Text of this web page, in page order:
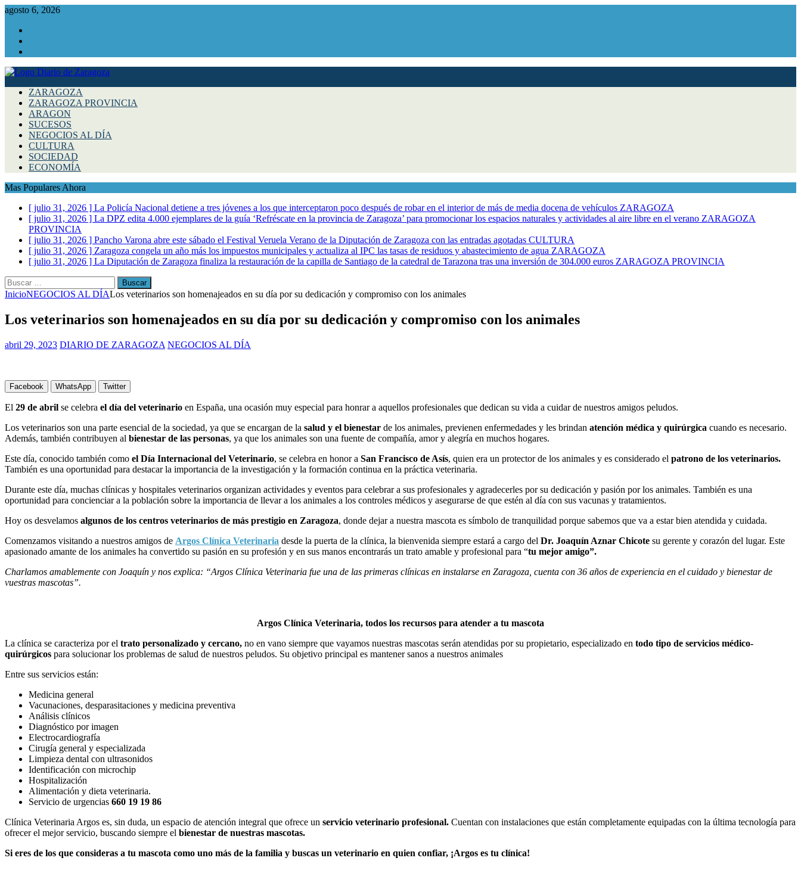
agosto 6, 2026
ZARAGOZA
ZARAGOZA PROVINCIA
ARAGON
SUCESOS
NEGOCIOS AL DÍA
CULTURA
SOCIEDAD
ECONOMÍA
Mas Populares Ahora
[ julio 31, 2026 ] La Policía Nacional detiene a tres jóvenes a los que interceptaron poco después de robar en el interior de más de media docena de vehículos ZARAGOZA
[ julio 31, 2026 ] La DPZ edita 4.000 ejemplares de la guía ‘Refréscate en la provincia de Zaragoza’ para promocionar los espacios naturales y actividades al aire libre en el verano ZARAGOZA
PROVINCIA
[ julio 31, 2026 ] Pancho Varona abre este sábado el Festival Veruela Verano de la Diputación de Zaragoza con las entradas agotadas CULTURA
[ julio 31, 2026 ] Zaragoza congela un año más los impuestos municipales y actualiza al IPC las tasas de residuos y abastecimiento de agua ZARAGOZA
[ julio 31, 2026 ] La Diputación de Zaragoza finaliza la restauración de la capilla de Santiago de la catedral de Tarazona tras una inversión de 304.000 euros ZARAGOZA PROVINCIA
Buscar:
InicioNEGOCIOS AL DÍALos veterinarios son homenajeados en su día por su dedicación y compromiso con los animales
Los veterinarios son homenajeados en su día por su dedicación y compromiso con los animales
abril 29, 2023 DIARIO DE ZARAGOZA NEGOCIOS AL DÍA
Facebook WhatsApp Twitter
El 29 de abril se celebra el día del veterinario en España, una ocasión muy especial para honrar a aquellos profesionales que dedican su vida a cuidar de nuestros amigos peludos.
Los veterinarios son una parte esencial de la sociedad, ya que se encargan de la salud y el bienestar de los animales, previenen enfermedades y les brindan atención médica y quirúrgica cuando es necesario.
Además, también contribuyen al bienestar de las personas, ya que los animales son una fuente de compañía, amor y alegría en muchos hogares.
Este día, conocido también como el Día Internacional del Veterinario, se celebra en honor a San Francisco de Asís, quien era un protector de los animales y es considerado el patrono de los veterinarios.
También es una oportunidad para destacar la importancia de la investigación y la formación continua en la práctica veterinaria.
Durante este día, muchas clínicas y hospitales veterinarios organizan actividades y eventos para celebrar a sus profesionales y agradecerles por su dedicación y pasión por los animales. También es una
oportunidad para concienciar a la población sobre la importancia de llevar a los animales a los controles médicos y asegurarse de que estén al día con sus vacunas y tratamientos.
Hoy os desvelamos algunos de los centros veterinarios de más prestigio en Zaragoza, donde dejar a nuestra mascota es símbolo de tranquilidad porque sabemos que va a estar bien atendida y cuidada.
Comenzamos visitando a nuestros amigos de Argos Clínica Veterinaria desde la puerta de la clínica, la bienvenida siempre estará a cargo del Dr. Joaquín Aznar Chicote su gerente y corazón del lugar. Este
apasionado amante de los animales ha convertido su pasión en su profesión y en sus manos encontrarás un trato amable y profesional para “tu mejor amigo”.
Charlamos amablemente con Joaquín y nos explica: “Argos Clínica Veterinaria fue una de las primeras clínicas en instalarse en Zaragoza, cuenta con 36 años de experiencia en el cuidado y bienestar de
vuestras mascotas”.
Argos Clínica Veterinaria, todos los recursos para atender a tu mascota
La clínica se caracteriza por el trato personalizado y cercano, no en vano siempre que vayamos nuestras mascotas serán atendidas por su propietario, especializado en todo tipo de servicios médico-
quirúrgicos para solucionar los problemas de salud de nuestros peludos. Su objetivo principal es mantener sanos a nuestros animales
Entre sus servicios están:
Medicina general
Vacunaciones, desparasitaciones y medicina preventiva
Análisis clínicos
Diagnóstico por imagen
Electrocardiografía
Cirugía general y especializada
Limpieza dental con ultrasonidos
Identificación con microchip
Hospitalización
Alimentación y dieta veterinaria.
Servicio de urgencias 660 19 19 86
Clínica Veterinaria Argos es, sin duda, un espacio de atención integral que ofrece un servicio veterinario profesional. Cuentan con instalaciones que están completamente equipadas con la última tecnología para
ofrecer el mejor servicio, buscando siempre el bienestar de nuestras mascotas.
Si eres de los que consideras a tu mascota como uno más de la familia y buscas un veterinario en quien confiar, ¡Argos es tu clínica!